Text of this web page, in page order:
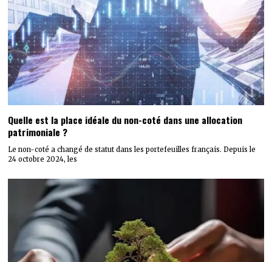
Quelle est la place idéale du non-coté dans une allocation
patrimoniale ?
Le non-coté a changé de statut dans les portefeuilles français. Depuis le
24 octobre 2024, les